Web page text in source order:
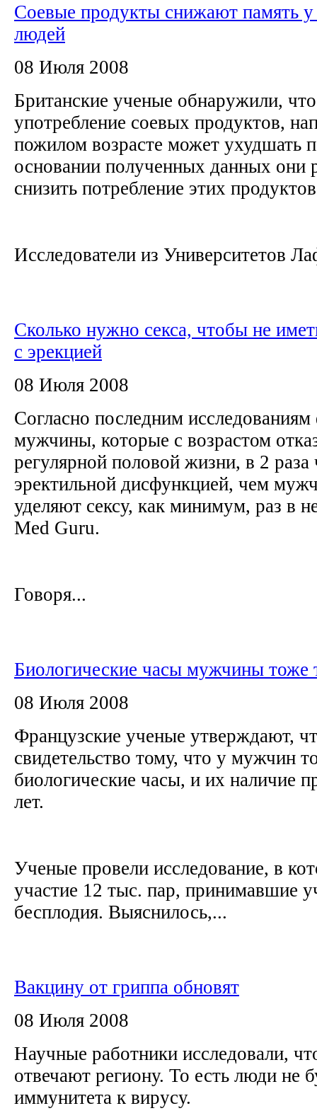
Соевые продукты снижают память
людей
08 Июля 2008
Британские ученые обнаружили,
употребление соевых продуктов,
пожилом возрасте может ухудшать
основании полученных данных они
снизить потребление этих
Исследователи из Университетов
Сколько нужно секса, чтобы не
с эрекцией
08 Июля 2008
Согласно последним
мужчины, которые с возрастом
регулярной половой жизни, в 2
эректильной дисфункцией, чем
уделяют сексу, как минимум, раз в
Med Guru.
Говоря...
Биологические часы мужчины тоже
08 Июля 2008
Французские ученые утверждают,
свидетельство тому, что у мужчин
биологические часы, и их наличие
лет.
Ученые провели исследование, в
участие 12 тыс. пар, принимавшие
бесплодия. Выяснилось,...
Вакцину от гриппа обновят
08 Июля 2008
Научные работники исследовали,
отвечают региону. То есть люди не
иммунитета к вирусу.